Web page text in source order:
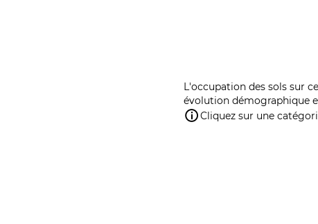
L'occupation des sols sur
évolution démographique
Cliquez sur une